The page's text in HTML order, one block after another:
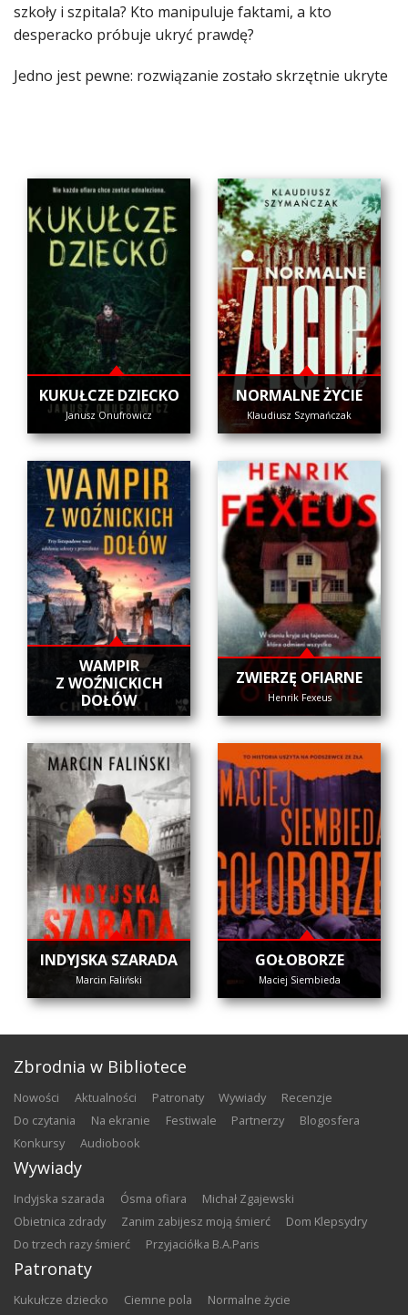
szkoły i szpitala? Kto manipuluje faktami, a kto
desperacko próbuje ukryć prawdę?
Jedno jest pewne: rozwiązanie zostało skrzętnie ukryte
KUKUŁCZE DZIECKO
Janusz Onufrowicz
NORMALNE ŻYCIE
Klaudiusz Szymańczak
WAMPIR
Z WOŹNICKICH
DOŁÓW
ZWIERZĘ OFIARNE
Henrik Fexeus
INDYJSKA SZARADA
Marcin Faliński
GOŁOBORZE
Maciej Siembieda
Zbrodnia w Bibliotece
nowości aktualności patronaty wywiady
recenzje
do czytania
na ekranie festiwale partnerzy
blogosfera
konkursy
audiobook
Wywiady
Indyjska szarada Ósma ofiara
Michał Zgajewski
Obietnica zdrady
Zanim zabijesz moją śmierć
Dom Klepsydry
Do trzech razy śmierć
Przyjaciółka B.A.Paris
Patronaty
Kukułcze dziecko Ciemne pola
Normalne życie